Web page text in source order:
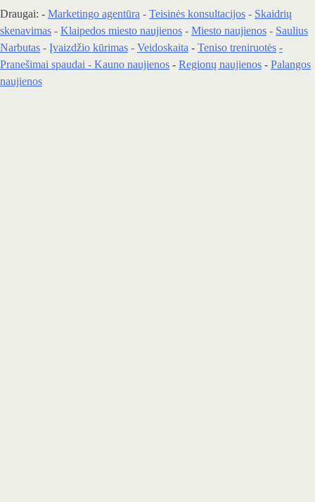
Draugai: - Marketingo agentūra - Teisinės konsultacijos - Skaidrių
skenavimas - Klaipedos miesto naujienos - Miesto naujienos - Saulius
Narbutas - Įvaizdžio kūrimas - Veidoskaita - Teniso treniruotės -
Pranešimai spaudai - Kauno naujienos - Regionų naujienos - Palangos
naujienos